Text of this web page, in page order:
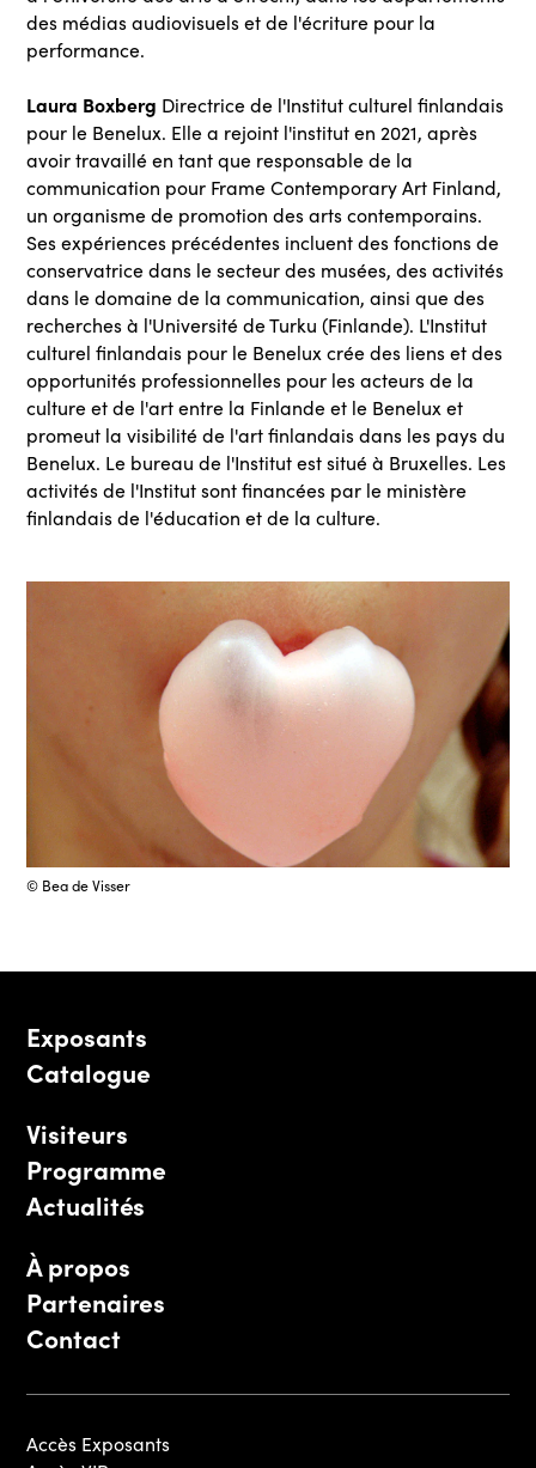
des médias audiovisuels et de l'écriture pour la
performance.
Laura Boxberg Directrice de l'Institut culturel finlandais
pour le Benelux. Elle a rejoint l'institut en 2021, après
avoir travaillé en tant que responsable de la
communication pour Frame Contemporary Art Finland,
un organisme de promotion des arts contemporains.
Ses expériences précédentes incluent des fonctions de
conservatrice dans le secteur des musées, des activités
dans le domaine de la communication, ainsi que des
recherches à l'Université de Turku (Finlande). L'Institut
culturel finlandais pour le Benelux crée des liens et des
opportunités professionnelles pour les acteurs de la
culture et de l'art entre la Finlande et le Benelux et
promeut la visibilité de l'art finlandais dans les pays du
Benelux. Le bureau de l'Institut est situé à Bruxelles. Les
activités de l'Institut sont financées par le ministère
finlandais de l'éducation et de la culture.
© Bea de Visser
Exposants
Catalogue
Visiteurs
Programme
Actualités
À propos
Partenaires
Contact
Accès Exposants